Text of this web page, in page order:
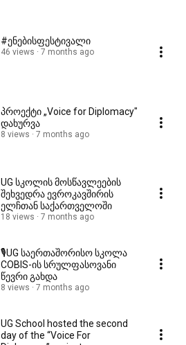
#ენებისფესტივალი
46 views 7 months ago
პროექტი „Voice for Diplomacy"
დახურვა
8 views 7 months ago
UG სკოლის მოსწავლეების
შეხვედრა ევროკავშირის
ელჩთან საქართველოში
18 views 7 months ago
🎙️UG საერთაშორისო სკოლა
COBIS-ის სრულფასოვანი
წევრი გახდა
8 views 7 months ago
UG School hosted the second
day of the “Voice For